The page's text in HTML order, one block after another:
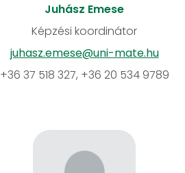
Juhász Emese
Képzési koordinátor
juhasz.emese@uni-mate.hu
+36 37 518 327, +36 20 534 9789